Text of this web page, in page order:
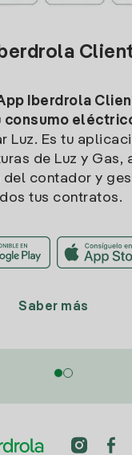
Iberdrola
consumo
Luz. Es tu
de Luz y Gas,
del contador y
tus contratos.
Saber más